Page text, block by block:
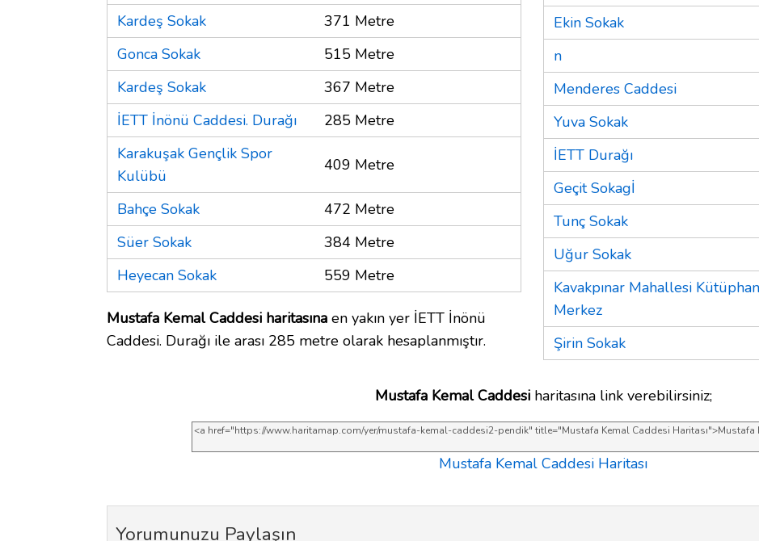
Kardeş Sokak
371 Metre
Gonca Sokak
515 Metre
Kardeş Sokak
367 Metre
İETT İnönü Caddesi. Durağı
285 Metre
Karakuşak Gençlik Spor
Kulübü
409 Metre
Bahçe Sokak
472 Metre
Süer Sokak
384 Metre
Heyecan Sokak
559 Metre
Mustafa Kemal Caddesi haritasına en yakın yer İETT İnönü
Caddesi. Durağı ile arası 285 metre olarak hesaplanmıştır.
Ekin Sokak
n
Menderes Caddesi
Yuva Sokak
İETT Durağı
Geçit Sokagİ
Tunç Sokak
Uğur Sokak
Kavakpınar Mahallesi
Merkez
Şirin Sokak
Mustafa Kemal Caddesiharitasına link verebilirsiniz;
Mustafa Kemal Caddesi Haritası
Yorumunuzu Paylaşın